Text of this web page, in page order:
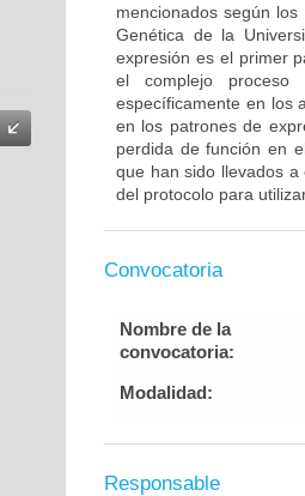
mencionados según
Genética de la
expresión es el primer
el complejo proceso
específicamente en los
en los patrones de
perdida de función en
que han sido llevados
del protocolo para
Convocatoria
Nombre de la
convocatoria:
Modalidad:
Responsable